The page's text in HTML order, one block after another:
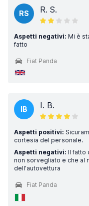
RS R. S.
Aspetti negativi: Mi è
fatto
Fiat Panda
IB I. B.
Aspetti positivi:
cortesia del personale.
Aspetti negativi: Il fatto
non sorvegliato e che al
dell'autovettura
Fiat Panda